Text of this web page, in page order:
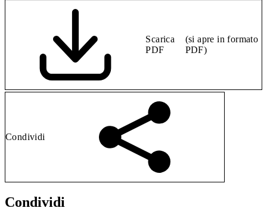
Scarica
PDF
(si apre in formato
PDF)
Condividi
Condividi